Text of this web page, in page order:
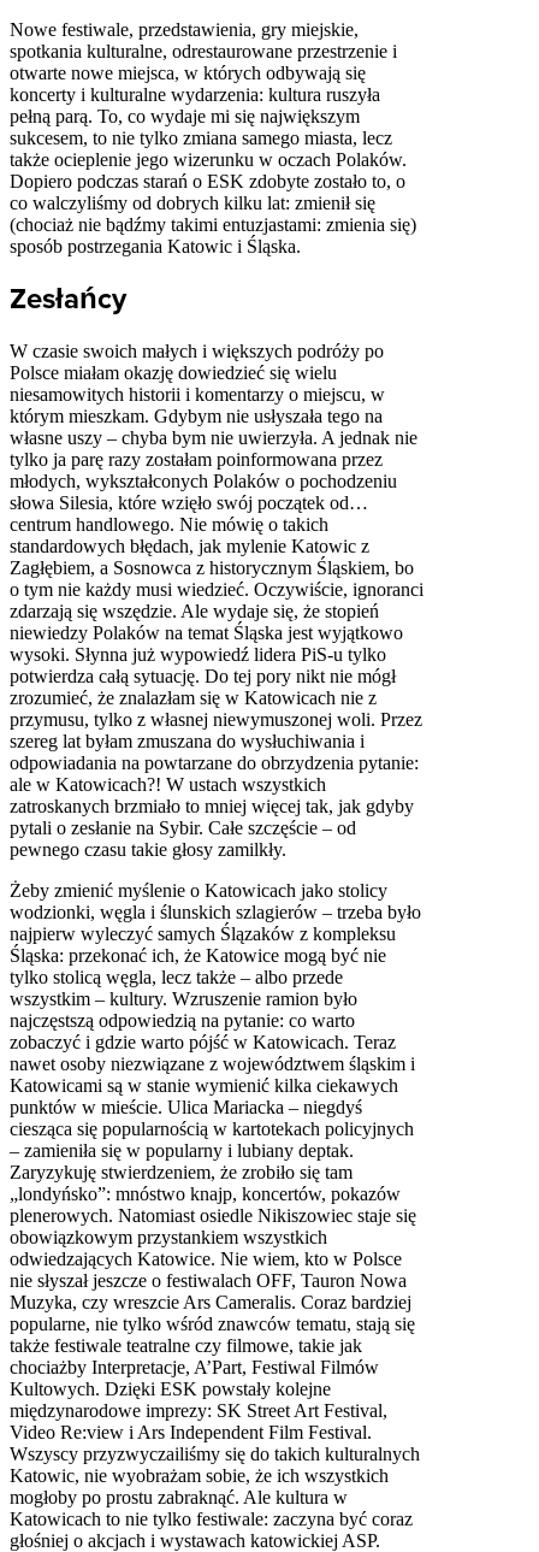
Nowe festiwale, przedstawienia, gry miejskie,
spotkania kulturalne, odrestaurowane przestrzenie i
otwarte nowe miejsca, w których odbywają się
koncerty i kulturalne wydarzenia: kultura ruszyła
pełną parą. To, co wydaje mi się największym
sukcesem, to nie tylko zmiana samego miasta, lecz
także ocieplenie jego wizerunku w oczach Polaków.
Dopiero podczas starań o ESK zdobyte zostało to, o
co walczyliśmy od dobrych kilku lat: zmienił się
(chociaż nie bądźmy takimi entuzjastami: zmienia się)
sposób postrzegania Katowic i Śląska.
Zesłańcy
W czasie swoich małych i większych podróży po
Polsce miałam okazję dowiedzieć się wielu
niesamowitych historii i komentarzy o miejscu, w
którym mieszkam. Gdybym nie usłyszała tego na
własne uszy – chyba bym nie uwierzyła. A jednak nie
tylko ja parę razy zostałam poinformowana przez
młodych, wykształconych Polaków o pochodzeniu
słowa Silesia, które wzięło swój początek od…
centrum handlowego. Nie mówię o takich
standardowych błędach, jak mylenie Katowic z
Zagłębiem, a Sosnowca z historycznym Śląskiem, bo
o tym nie każdy musi wiedzieć. Oczywiście, ignoranci
zdarzają się wszędzie. Ale wydaje się, że stopień
niewiedzy Polaków na temat Śląska jest wyjątkowo
wysoki. Słynna już wypowiedź lidera PiS-u tylko
potwierdza całą sytuację. Do tej pory nikt nie mógł
zrozumieć, że znalazłam się w Katowicach nie z
przymusu, tylko z własnej niewymuszonej woli. Przez
szereg lat byłam zmuszana do wysłuchiwania i
odpowiadania na powtarzane do obrzydzenia pytanie:
ale w Katowicach?! W ustach wszystkich
zatroskanych brzmiało to mniej więcej tak, jak gdyby
pytali o zesłanie na Sybir. Całe szczęście – od
pewnego czasu takie głosy zamilkły.
Żeby zmienić myślenie o Katowicach jako stolicy
wodzionki, węgla i ślunskich szlagierów – trzeba było
najpierw wyleczyć samych Ślązaków z kompleksu
Śląska: przekonać ich, że Katowice mogą być nie
tylko stolicą węgla, lecz także – albo przede
wszystkim – kultury. Wzruszenie ramion było
najczęstszą odpowiedzią na pytanie: co warto
zobaczyć i gdzie warto pójść w Katowicach. Teraz
nawet osoby niezwiązane z województwem śląskim i
Katowicami są w stanie wymienić kilka ciekawych
punktów w mieście. Ulica Mariacka – niegdyś
ciesząca się popularnością w kartotekach policyjnych
– zamieniła się w popularny i lubiany deptak.
Zaryzykuję stwierdzeniem, że zrobiło się tam
„londyńsko”: mnóstwo knajp, koncertów, pokazów
plenerowych. Natomiast osiedle Nikiszowiec staje się
obowiązkowym przystankiem wszystkich
odwiedzających Katowice. Nie wiem, kto w Polsce
nie słyszał jeszcze o festiwalach OFF, Tauron Nowa
Muzyka, czy wreszcie Ars Cameralis. Coraz bardziej
popularne, nie tylko wśród znawców tematu, stają się
także festiwale teatralne czy filmowe, takie jak
chociażby Interpretacje, A’Part, Festiwal Filmów
Kultowych. Dzięki ESK powstały kolejne
międzynarodowe imprezy: SK Street Art Festival,
Video Re:view i Ars Independent Film Festival.
Wszyscy przyzwyczailiśmy się do takich kulturalnych
Katowic, nie wyobrażam sobie, że ich wszystkich
mogłoby po prostu zabraknąć. Ale kultura w
Katowicach to nie tylko festiwale: zaczyna być coraz
głośniej o akcjach i wystawach katowickiej ASP.